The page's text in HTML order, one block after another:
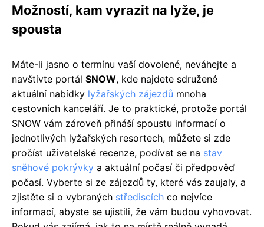
Možností, kam vyrazit na lyže, je
spousta
Máte-li jasno o termínu vaší dovolené, neváhejte a
navštivte portál SNOW, kde najdete sdružené
aktuální nabídky lyžařských zájezdů mnoha
cestovních kanceláří. Je to praktické, protože portál
SNOW vám zároveň přináší spoustu informací o
jednotlivých lyžařských resortech, můžete si zde
pročíst uživatelské recenze, podívat se na stav
sněhové pokrývky a aktuální počasí či předpověď
počasí. Vyberte si ze zájezdů ty, které vás zaujaly, a
zjistěte si o vybraných střediscích co nejvíce
informací, abyste se ujistili, že vám budou vyhovovat.